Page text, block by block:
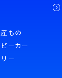
もの
ーカー
ー